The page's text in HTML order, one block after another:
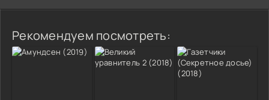
Рекомендуем посмотреть: